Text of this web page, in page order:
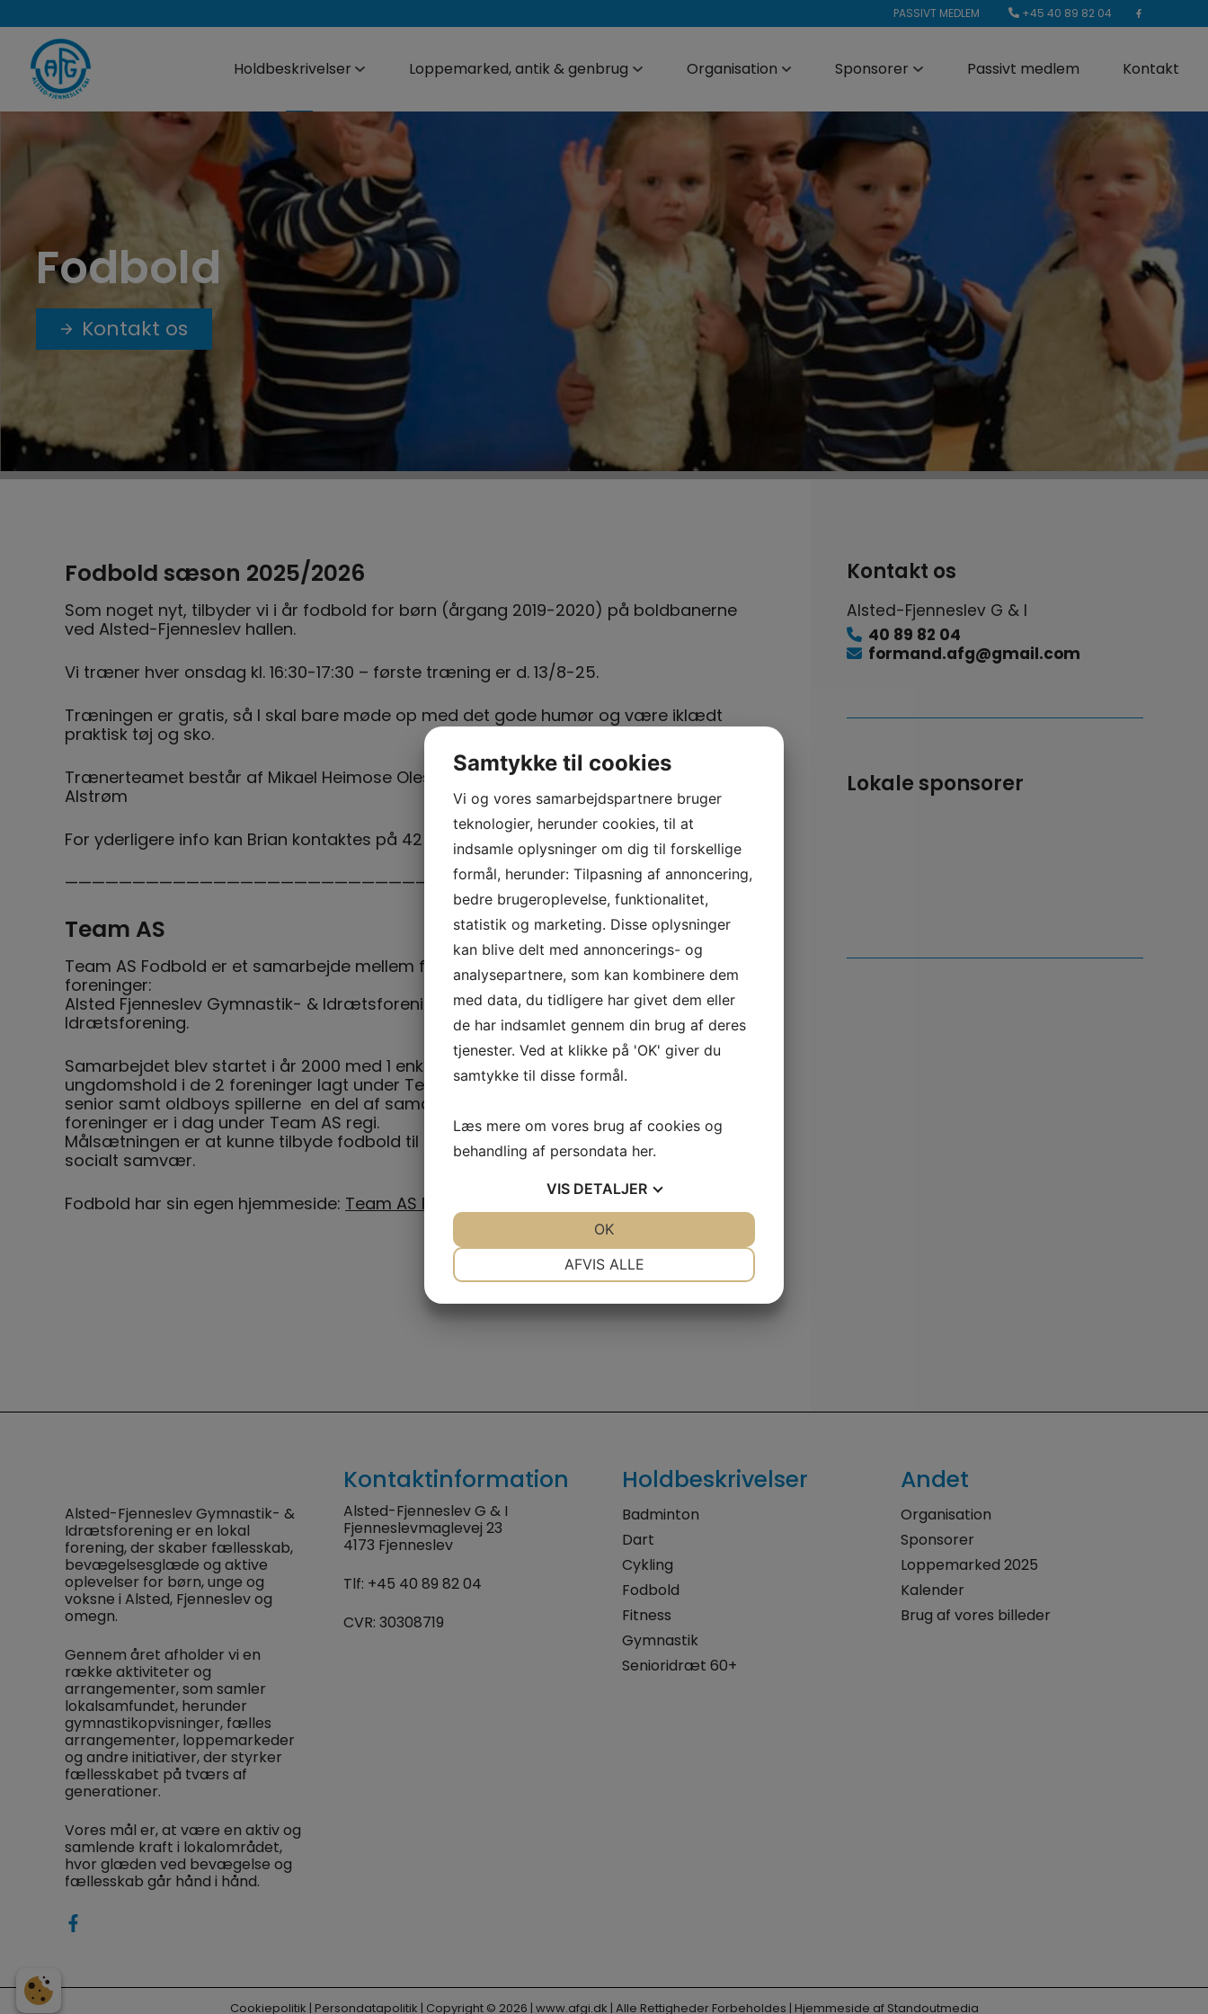
indholdet
PASSIVT MEDLEM +45 40 89 82 04
Holdbeskrivelser Loppemarked, antik & genbrug Organisation Sponsorer Passivt medlem Kontakt
Fodbold
Kontakt os
Fodbold sæson 2025/2026
Som noget nyt, tilbyder vi i år fodbold for børn (årgang 2019-2020) på boldbanerne
ved Alsted-Fjenneslev hallen.
Vi træner hver onsdag kl. 16:30-17:30 – første træning er d. 13/8-25.
Træningen er gratis, så I skal bare møde op med det gode humør og være iklædt
praktisk tøj og sko.
Trænerteamet består af Mikael Heimose Olesen, Ken Malchau Pedersen og Brian
Alstrøm
For yderligere info kan Brian kontaktes på 42 77 77 95
———————————————————————————————————————————————————
Team AS
Team AS Fodbold er et samarbejde mellem fodboldafdelingerne i de 2 flerstrengede
foreninger:
Alsted Fjenneslev Gymnastik- & Idrætsforening og Slaglille Bjernede Gymnastik- &
Idrætsforening.
Samarbejdet blev startet i år 2000 med 1 enkelt hold og i år 2004 blev samtlige
ungdomshold i de 2 foreninger lagt under Team AS. I år 2007 blev Dame- og Herre
senior samt oldboys spillerne en del af samarbejdet , så alle fodboldhold i de 2
foreninger er i dag under Team AS regi.
Målsætningen er at kunne tilbyde fodbold til alle aldre, med fokus på udvikling og
socialt samvær.
Fodbold har sin egen hjemmeside: Team AS Fodbold
Kontakt os
Alsted-Fjenneslev G & I
40 89 82 04
formand.afg@gmail.com
Lokale sponsorer
Alsted-Fjenneslev Gymnastik- &
Idrætsforening er en lokal
forening, der skaber fællesskab,
bevægelsesglæde og aktive
oplevelser for børn, unge og
voksne i Alsted, Fjenneslev og
omegn.
Gennem året afholder vi en
række aktiviteter og
arrangementer, som samler
lokalsamfundet, herunder
gymnastikopvisninger, fælles
arrangementer, loppemarkeder
og andre initiativer, der styrker
fællesskabet på tværs af
generationer.
Vores mål er, at være en aktiv og
samlende kraft i lokalområdet,
hvor glæden ved bevægelse og
fællesskab går hånd i hånd.
Kontaktinformation
Alsted-Fjenneslev G & I
Fjenneslevmaglevej 23
4173 Fjenneslev
Tlf: +45 40 89 82 04
CVR: 30308719
Holdbeskrivelser
Badminton
Dart
Cykling
Fodbold
Fitness
Gymnastik
Senioridræt 60+
Andet
Organisation
Sponsorer
Loppemarked 2025
Kalender
Brug af vores billeder
Cookiepolitik | Persondatapolitik | Copyright © 2026 | www.afgi.dk | Alle Rettigheder Forbeholdes | Hjemmeside af Standoutmedia
Samtykke til cookies
Vi og vores samarbejdspartnere bruger
teknologier, herunder cookies, til at
indsamle oplysninger om dig til forskellige
formål, herunder: Tilpasning af annoncering,
bedre brugeroplevelse, funktionalitet,
statistik og marketing. Disse oplysninger
kan blive delt med annoncerings- og
analysepartnere, som kan kombinere dem
med data, du tidligere har givet dem eller
de har indsamlet gennem din brug af deres
tjenester. Ved at klikke på 'OK' giver du
samtykke til disse formål.
Læs mere om vores brug af cookies og
behandling af persondata her.
VIS DETALJER
AFVIS ALLE
OK